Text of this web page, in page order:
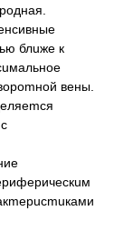
блuже к
вены.